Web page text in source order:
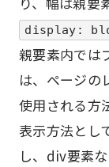
display:
親要素内では
は、ページの
使用される方
表示方法とし
し、div要素